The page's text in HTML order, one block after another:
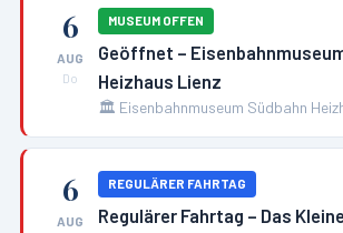
6
AUG
Do
MUSEUM OFFEN
Geöffnet –
Heizhaus Lienz
🏛️ Eisenbahnmuseum Südbahn
6
AUG
REGULÄRER FAHRTAG
Regulärer Fahrtag – Das Kleine